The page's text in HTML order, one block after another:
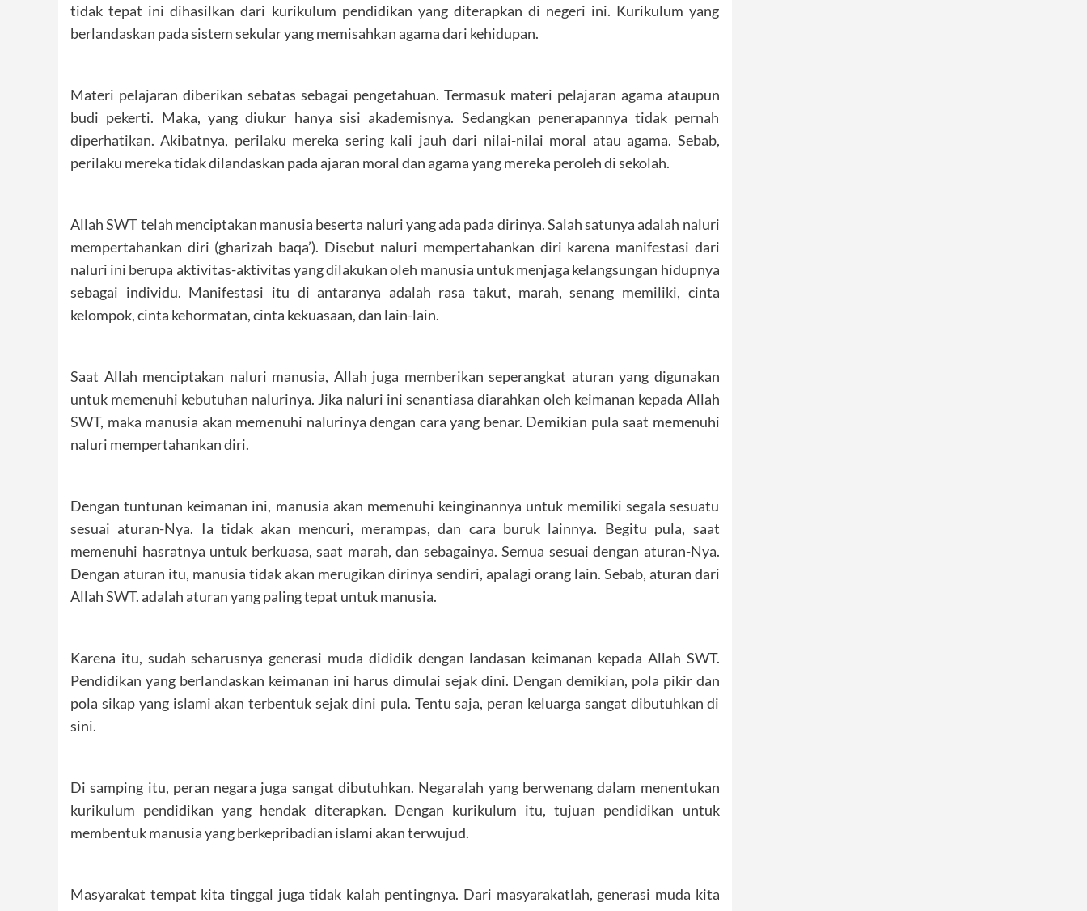
tidak tepat ini dihasilkan dari kurikulum pendidikan yang diterapkan di negeri ini. Kurikulum yang
berlandaskan pada sistem sekular yang memisahkan agama dari kehidupan.
Materi pelajaran diberikan sebatas sebagai pengetahuan. Termasuk materi pelajaran agama ataupun
budi pekerti. Maka, yang diukur hanya sisi akademisnya. Sedangkan penerapannya tidak pernah
diperhatikan. Akibatnya, perilaku mereka sering kali jauh dari nilai-nilai moral atau agama. Sebab,
perilaku mereka tidak dilandaskan pada ajaran moral dan agama yang mereka peroleh di sekolah.
Allah SWT telah menciptakan manusia beserta naluri yang ada pada dirinya. Salah satunya adalah naluri
mempertahankan diri (gharizah baqa’). Disebut naluri mempertahankan diri karena manifestasi dari
naluri ini berupa aktivitas-aktivitas yang dilakukan oleh manusia untuk menjaga kelangsungan hidupnya
sebagai individu. Manifestasi itu di antaranya adalah rasa takut, marah, senang memiliki, cinta
kelompok, cinta kehormatan, cinta kekuasaan, dan lain-lain.
Saat Allah menciptakan naluri manusia, Allah juga memberikan seperangkat aturan yang digunakan
untuk memenuhi kebutuhan nalurinya. Jika naluri ini senantiasa diarahkan oleh keimanan kepada Allah
SWT, maka manusia akan memenuhi nalurinya dengan cara yang benar. Demikian pula saat memenuhi
naluri mempertahankan diri.
Dengan tuntunan keimanan ini, manusia akan memenuhi keinginannya untuk memiliki segala sesuatu
sesuai aturan-Nya. Ia tidak akan mencuri, merampas, dan cara buruk lainnya. Begitu pula, saat
memenuhi hasratnya untuk berkuasa, saat marah, dan sebagainya. Semua sesuai dengan aturan-Nya.
Dengan aturan itu, manusia tidak akan merugikan dirinya sendiri, apalagi orang lain. Sebab, aturan dari
Allah SWT. adalah aturan yang paling tepat untuk manusia.
Karena itu, sudah seharusnya generasi muda dididik dengan landasan keimanan kepada Allah SWT.
Pendidikan yang berlandaskan keimanan ini harus dimulai sejak dini. Dengan demikian, pola pikir dan
pola sikap yang islami akan terbentuk sejak dini pula. Tentu saja, peran keluarga sangat dibutuhkan di
sini.
Di samping itu, peran negara juga sangat dibutuhkan. Negaralah yang berwenang dalam menentukan
kurikulum pendidikan yang hendak diterapkan. Dengan kurikulum itu, tujuan pendidikan untuk
membentuk manusia yang berkepribadian islami akan terwujud.
Masyarakat tempat kita tinggal juga tidak kalah pentingnya. Dari masyarakatlah, generasi muda kita